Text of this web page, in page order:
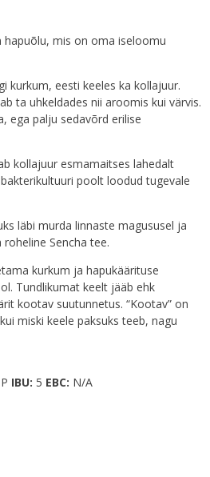
hapuõlu, mis on oma iseloomu
kurkum, eesti keeles ka kollajuur.
ta uhkeldades nii aroomis kui värvis.
ega palju sedavõrd erilise
kollajuur esmamaitses lahedalt
poolt loodud tugevale
läbi murda linnaste magususel ja
Sencha tee.
kurkum ja hapukäärituse
Tundlikumat keelt jääb ehk
kootav suutunnetus. “Kootav” on
miski keele paksuks teeb, nagu
IBU: 5 EBC: N/A